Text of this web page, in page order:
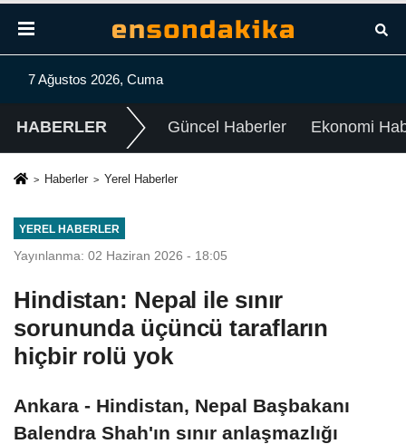
7 Ağustos 2026, Cuma
HABERLER Güncel Haberler Ekonomi
Haberler Yerel Haberler
YEREL HABERLER
Yayınlanma: 02 Haziran 2026 - 18:05
Hindistan: Nepal ile sınır
sorununda üçüncü tarafların
hiçbir rolü yok
Ankara - Hindistan, Nepal Başbakanı
Balendra Shah'ın sınır anlaşmazlığı